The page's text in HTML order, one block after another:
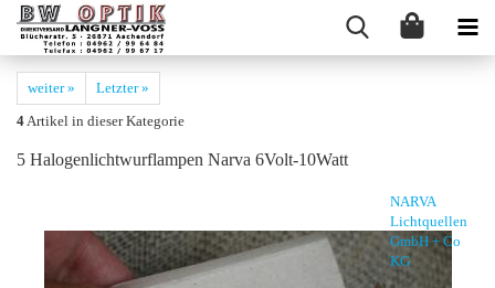
weiter »
Letzter »
4Artikel in dieser Kategorie
5 Ha­lo­gen­licht­wurflam­pen Narva 6Volt-​10Watt
NARVA
Lichtquellen
GmbH + Co
KG